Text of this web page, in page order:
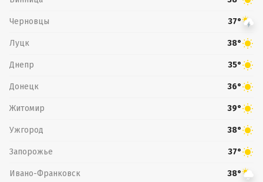
Черновцы 37°
Луцк 38°
Днепр 35°
Донецк 36°
Житомир 39°
Ужгород 38°
Запорожье 37°
Ивано-Франковск 38°